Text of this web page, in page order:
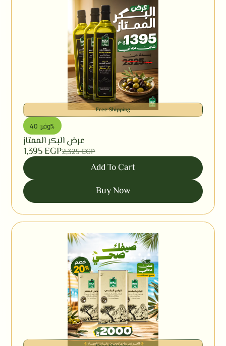
Free Shipping
وفر: 40%
عرض البكر الممتاز
2,325EGP
1,395EGP
Add To Cart
Buy Now